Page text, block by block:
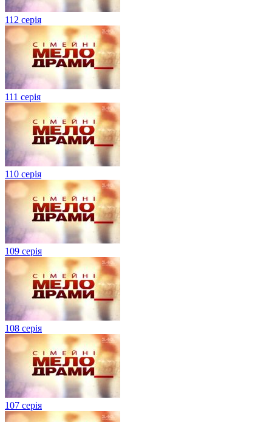
112 серія
111 серія
110 серія
109 серія
108 серія
107 серія